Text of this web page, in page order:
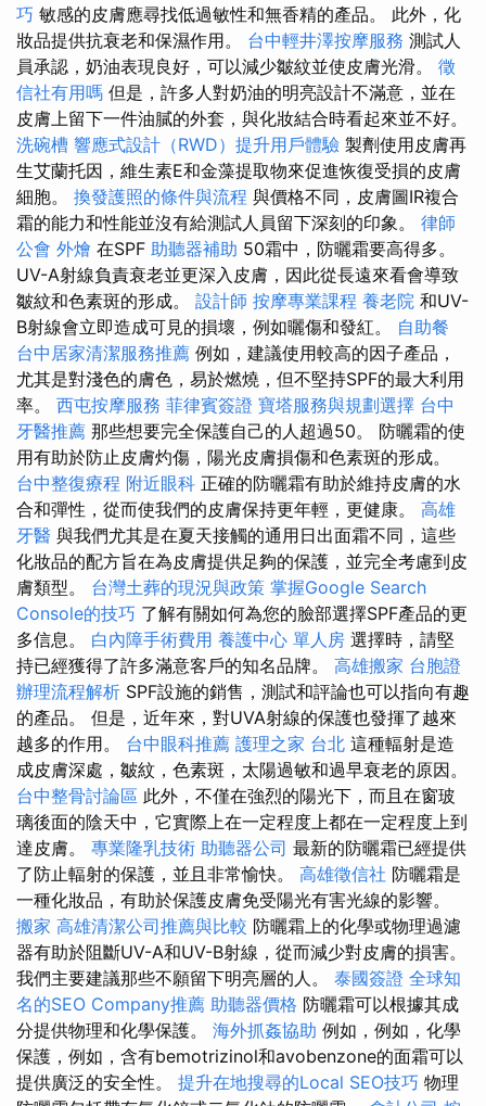
巧 敏感的皮膚應尋找低過敏性和無香精的產品。 此外，化
妝品提供抗衰老和保濕作用。 台中輕井澤按摩服務 測試人
員承認，奶油表現良好，可以減少皺紋並使皮膚光滑。 徵
信社有用嗎 但是，許多人對奶油的明亮設計不滿意，並在
皮膚上留下一件油膩的外套，與化妝結合時看起來並不好。
洗碗槽 響應式設計（RWD）提升用戶體驗 製劑使用皮膚再
生艾蘭托因，維生素E和金藻提取物來促進恢復受損的皮膚
細胞。 換發護照的條件與流程 與價格不同，皮膚圖IR複合
霜的能力和性能並沒有給測試人員留下深刻的印象。 律師
公會 外燴 在SPF 助聽器補助 50霜中，防曬霜要高得多。
UV-A射線負責衰老並更深入皮膚，因此從長遠來看會導致
皺紋和色素斑的形成。 設計師 按摩專業課程 養老院 和UV-
B射線會立即造成可見的損壞，例如曬傷和發紅。 自助餐
台中居家清潔服務推薦 例如，建議使用較高的因子產品，
尤其是對淺色的膚色，易於燃燒，但不堅持SPF的最大利用
率。 西屯按摩服務 菲律賓簽證 寶塔服務與規劃選擇 台中
牙醫推薦 那些想要完全保護自己的人超過50。 防曬霜的使
用有助於防止皮膚灼傷，陽光皮膚損傷和色素斑的形成。
台中整復療程 附近眼科 正確的防曬霜有助於維持皮膚的水
合和彈性，從而使我們的皮膚保持更年輕，更健康。 高雄
牙醫 與我們尤其是在夏天接觸的通用日出面霜不同，這些
化妝品的配方旨在為皮膚提供足夠的保護，並完全考慮到皮
膚類型。 台灣土葬的現況與政策 掌握Google Search
Console的技巧 了解有關如何為您的臉部選擇SPF產品的更
多信息。 白內障手術費用 養護中心 單人房 選擇時，請堅
持已經獲得了許多滿意客戶的知名品牌。 高雄搬家 台胞證
辦理流程解析 SPF設施的銷售，測試和評論也可以指向有趣
的產品。 但是，近年來，對UVA射線的保護也發揮了越來
越多的作用。 台中眼科推薦 護理之家 台北 這種輻射是造
成皮膚深處，皺紋，色素斑，太陽過敏和過早衰老的原因。
台中整骨討論區 此外，不僅在強烈的陽光下，而且在窗玻
璃後面的陰天中，它實際上在一定程度上都在一定程度上到
達皮膚。 專業隆乳技術 助聽器公司 最新的防曬霜已經提供
了防止輻射的保護，並且非常愉快。 高雄徵信社 防曬霜是
一種化妝品，有助於保護皮膚免受陽光有害光線的影響。
搬家 高雄清潔公司推薦與比較 防曬霜上的化學或物理過濾
器有助於阻斷​​UV-A和UV-B射線，從而減少對皮膚的損害。
我們主要建議那些不願留下明亮層的人。 泰國簽證 全球知
名的SEO Company推薦 助聽器價格 防曬霜可以根據其成
分提供物理和化學保護。 海外抓姦協助 例如，例如，化學
保護，例如，含有bemotrizinol和avobenzone的面霜可以
提供廣泛的安全性。 提升在地搜尋的Local SEO技巧 物理